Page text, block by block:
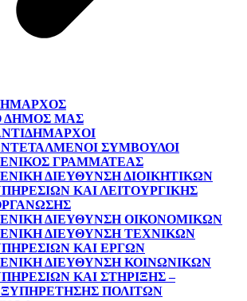
ΔΗΜΟΣ ΜΑΣ
ΣΎΜΒΟΥΛΟΙ
ΓΡΑΜΜΑΤΈΑΣ
ΔΙΕΎΘΥΝΣΗ ΔΙΟΙΚΗΤΙΚΏΝ
ΚΑΙ ΛΕΙΤΟΥΡΓΙΚΉΣ
ΔΙΕΎΘΥΝΣΗ ΟΙΚΟΝΟΜΙΚΏΝ
ΔΙΕΎΘΥΝΣΗ ΤΕΧΝΙΚΏΝ
ΚΑΙ ΈΡΓΩΝ
ΔΙΕΎΘΥΝΣΗ ΚΟΙΝΩΝΙΚΏΝ
ΚΑΙ ΣΤΉΡΙΞΗΣ –
ΠΟΛΙΤΏΝ